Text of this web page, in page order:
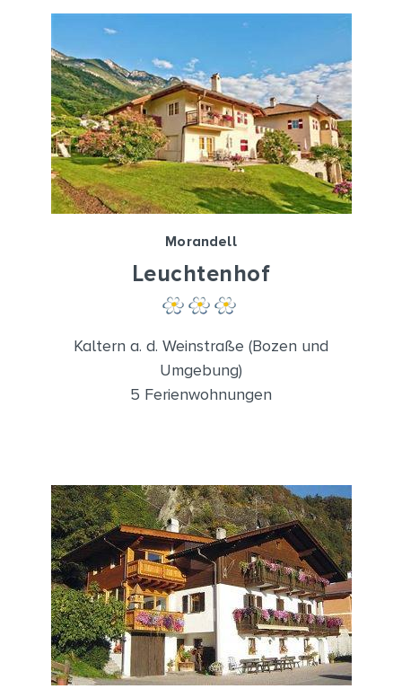
Morandell
Leuchtenhof
Kaltern a. d. Weinstraße (Bozen und
Umgebung)
5 Ferienwohnungen